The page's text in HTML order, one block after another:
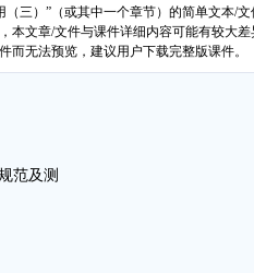
（三）”（或其中一个章节）的简单文本/
本文章/文件与课件详细内容可能有较大
而无法预览，建议用户下载完整版课件。
范及测